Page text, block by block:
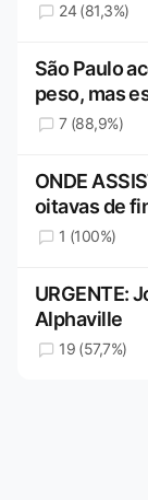
24 (81,3%)
São Paulo
peso, mas
7 (88,9%)
ONDE
oitavas de
1 (100%)
URGENTE:
Alphaville
19 (57,7%)